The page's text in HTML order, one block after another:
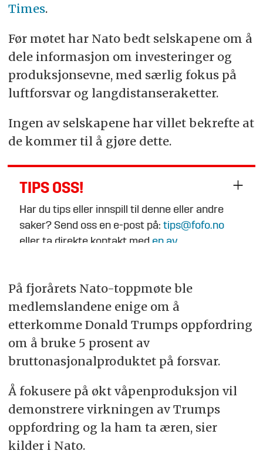
Times.
Før møtet har Nato bedt selskapene om å
dele informasjon om investeringer og
produksjonsevne, med særlig fokus på
luftforsvar og langdistanseraketter.
Ingen av selskapene har villet bekrefte at
de kommer til å gjøre dette.
TIPS OSS!
Har du tips eller innspill til denne eller andre
saker? Send oss en e-post på:tips@fofo.no
eller ta direkte kontakt med en av
På fjorårets Nato-toppmøte ble
medlemslandene enige om å
etterkomme Donald Trumps oppfordring
om å bruke 5 prosent av
bruttonasjonalproduktet på forsvar.
Å fokusere på økt våpenproduksjon vil
demonstrere virkningen av Trumps
oppfordring og la ham ta æren, sier
kilder i Nato.